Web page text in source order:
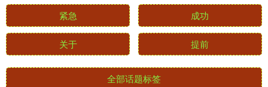
紧急 成功
关于 提前
全部话题标签